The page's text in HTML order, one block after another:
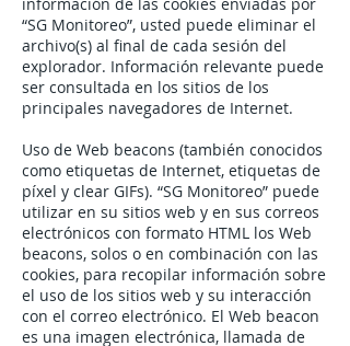
“SG Monitoreo”, usted puede eliminar el
archivo(s) al final de cada sesión del
explorador. Información relevante puede
ser consultada en los sitios de los
principales navegadores de Internet.
Uso de Web beacons (también conocidos
como etiquetas de Internet, etiquetas de
píxel y clear GIFs). “SG Monitoreo” puede
utilizar en su sitios web y en sus correos
electrónicos con formato HTML los Web
beacons, solos o en combinación con las
cookies, para recopilar información sobre
el uso de los sitios web y su interacción
con el correo electrónico. El Web beacon
es una imagen electrónica, llamada de